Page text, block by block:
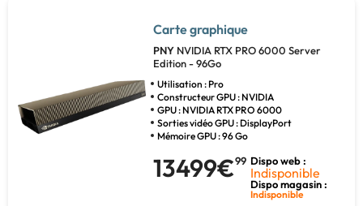
Carte graphique
PNY NVIDIA RTX PRO 6000 Server
Edition - 96Go
Utilisation : Pro
Constructeur GPU : NVIDIA
GPU : NVIDIA RTX PRO 6000
Sorties vidéo GPU : DisplayPort
Mémoire GPU : 96 Go
13499€99 Dispo web :
Indisponible
Dispo magasin :
Indisponible